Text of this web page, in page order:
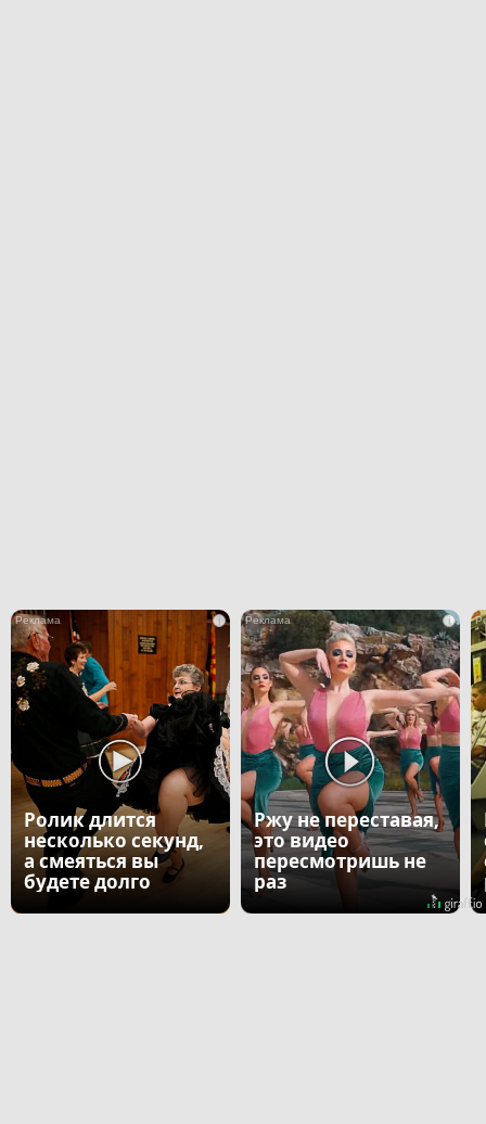
i
Ролик длится
несколько секунд,
а смеяться вы
будете долго
i
Ржу не переставая,
это видео
пересмотришь не
раз